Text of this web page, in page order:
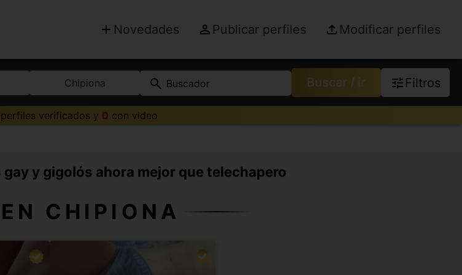
Novedades Publicar perfiles Modificar perfiles
Chipiona Buscador Buscar / ir Filtros
perfiles verificados y 0 con video
y gigolós ahora mejor que telechapero
CHIPIONA